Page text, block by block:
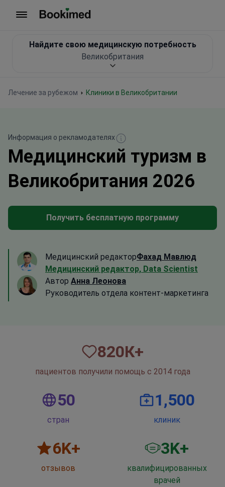
Лечение за рубежом Клиники в Великобритании
Найдите свою медицинскую потребность
Великобритания
Информация о рекламодателях
Медицинский туризм в
Великобритания 2026
Получить бесплатную программу
Медицинский редакторФахад Мавлюд
Медицинский редактор, Data Scientist
Автор Анна Леонова
Руководитель отдела контент-маркетинга
820К+
пациентов получили помощь с 2014 года
50
стран
1,500
клиник
6K+
отзывов
3K+
квалифицированных
врачей